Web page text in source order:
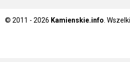
© 2011 - 2026 Kamienskie.info .